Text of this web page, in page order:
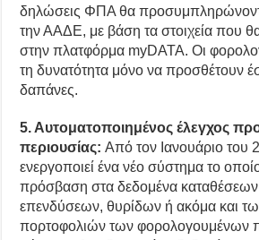
δηλώσεις ΦΠΑ θα
την ΑΑΔΕ, με βάση τα στοιχεία που
στην πλατφόρμα myDATA. Οι
τη δυνατότητα μόνο να προσθέτουν
δαπάνες.
5. Αυτοματοποιημένος έλεγχος
περιουσίας:Από τον Ιανουάριο
ενεργοποιεί ένα νέο σύστημα το
πρόσβαση στα δεδομένα
επενδύσεων, θυρίδων ή ακόμα και
πορτοφολιών των φορολογουμένων